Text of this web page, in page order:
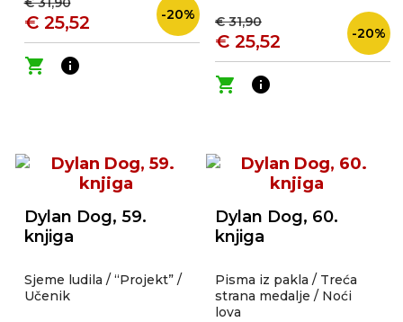
€ 25,52 -20%
shopping_cart info
€ 31,90
€ 25,52 -20%
shopping_cart info
Dylan Dog, 59.
knjiga
Sjeme ludila / “Projekt” /
Učenik
Dylan Dog, 60.
knjiga
Pisma iz pakla / Treća
strana medalje / Noći
lova